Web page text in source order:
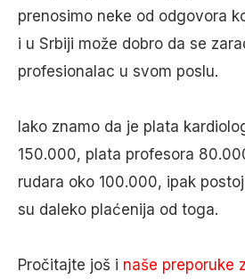
prenosimo neke od odgovora
i u Srbiji može dobro da se
profesionalac u svom poslu.
Iako znamo da je plata
150.000, plata profesora
rudara oko 100.000, ipak
su daleko plaćenija od toga.
Pročitajte još i naše preporuke